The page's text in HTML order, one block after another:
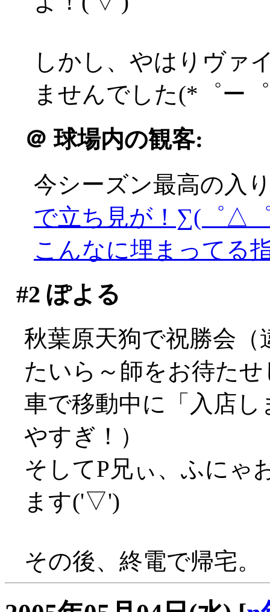
しかし、やはりヴァ
ませんでした(*゜ー
＠ 球場内の観客:
今シーズン最高の入
で立ち見が！∑(゜△
こんなに埋まってる
#2 ぽよる
秋葉原天狗で祝勝会（
たいら～師をお待た
車で移動中に「入店
やすぎ！）
そしてP兄ぃ、ふにゃ
ます('▽')
その後、終電で帰宅。